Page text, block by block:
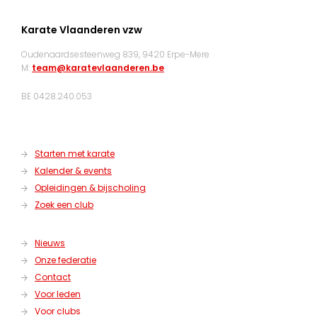
Karate Vlaanderen vzw
Oudenaardsesteenweg 839, 9420 Erpe-Mere
M: team@karatevlaanderen.be
BE 0428.240.053
Starten met karate
Kalender & events
Opleidingen & bijscholing
Zoek een club
Nieuws
Onze federatie
Contact
Voor leden
Voor clubs